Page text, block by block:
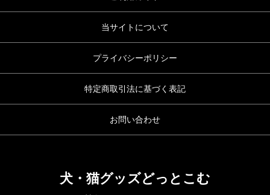
当サイトについて
プライバシーポリシー
特定商取引法に基づく表記
お問い合わせ
犬・猫グッズどっとこむ